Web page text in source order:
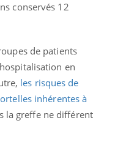
conservés 12
de patients
en
les risques de
inhérentes à
la greffe ne différent